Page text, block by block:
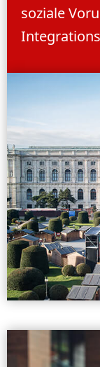
soziale